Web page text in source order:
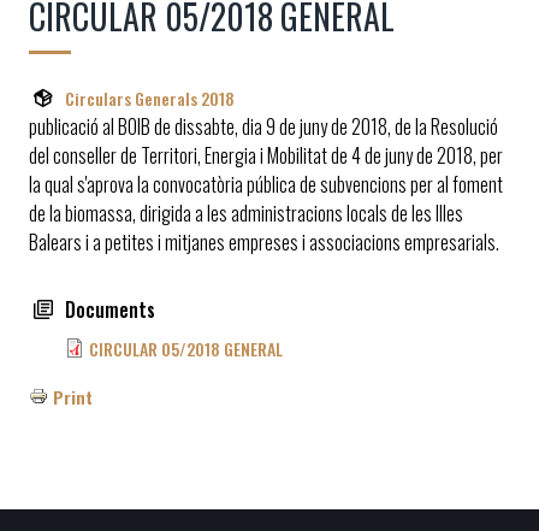
CIRCULAR 05/2018 GENERAL
Circulars Generals 2018
publicació al BOIB de dissabte, dia 9 de juny de 2018, de la Resolució
del conseller de Territori, Energia i Mobilitat de 4 de juny de 2018, per
la qual s'aprova la convocatòria pública de subvencions per al foment
de la biomassa, dirigida a les administracions locals de les Illes
Balears i a petites i mitjanes empreses i associacions empresarials.
Documents
CIRCULAR 05/2018 GENERAL
Print